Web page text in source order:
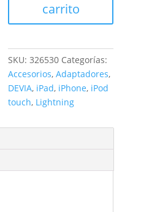
Lightningcarrito
SKU:326530 Categorías:
Accesorios,Adaptadores,
DEVIA, iPad, iPhone, iPod
touch, Lightning